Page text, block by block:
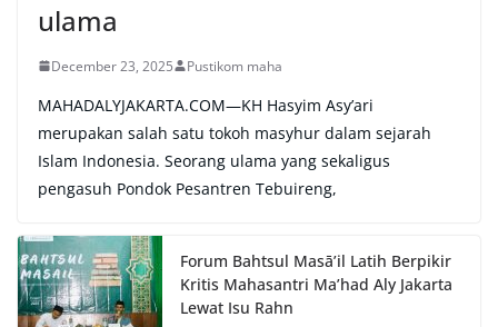
ulama
December 23, 2025 Pustikom maha
MAHADALYJAKARTA.COM—KH Hasyim Asy’ari
merupakan salah satu tokoh masyhur dalam sejarah
Islam Indonesia. Seorang ulama yang sekaligus
pengasuh Pondok Pesantren Tebuireng,
Forum Bahtsul Masā’il Latih Berpikir
Kritis Mahasantri Ma’had Aly Jakarta
Lewat Isu Rahn